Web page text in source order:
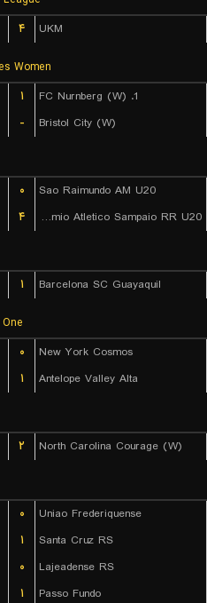
۴ UKM
Women
۱
1. FC Nurnberg (W)
- Bristol City (W)
۰
Sao Raimundo AM U20
۴ Gremio Atletico Sampaio RR U20
۱ Barcelona SC Guayaquil
۰
New York Cosmos
۱ Antelope Valley Alta
۲ North Carolina Courage (W)
۰
Uniao Frederiquense
۱
Santa Cruz RS
۰
Lajeadense RS
۱
Passo Fundo